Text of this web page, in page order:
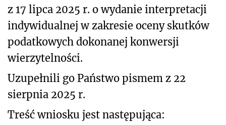
z 17 lipca 2025 r. o wydanie interpretacji
indywidualnej w zakresie oceny skutków
podatkowych dokonanej konwersji
wierzytelności.
Uzupełnili go Państwo pismem z 22
sierpnia 2025 r.
Treść wniosku jest następująca: